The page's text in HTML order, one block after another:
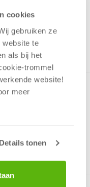
cookies
gebruiken ze
website te
als bij het
trommel
website​!
meer
Details tonen
avondlicht. Leuke
aantal stukjes.